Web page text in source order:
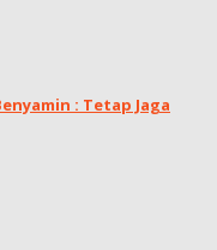
: Tetap Jaga